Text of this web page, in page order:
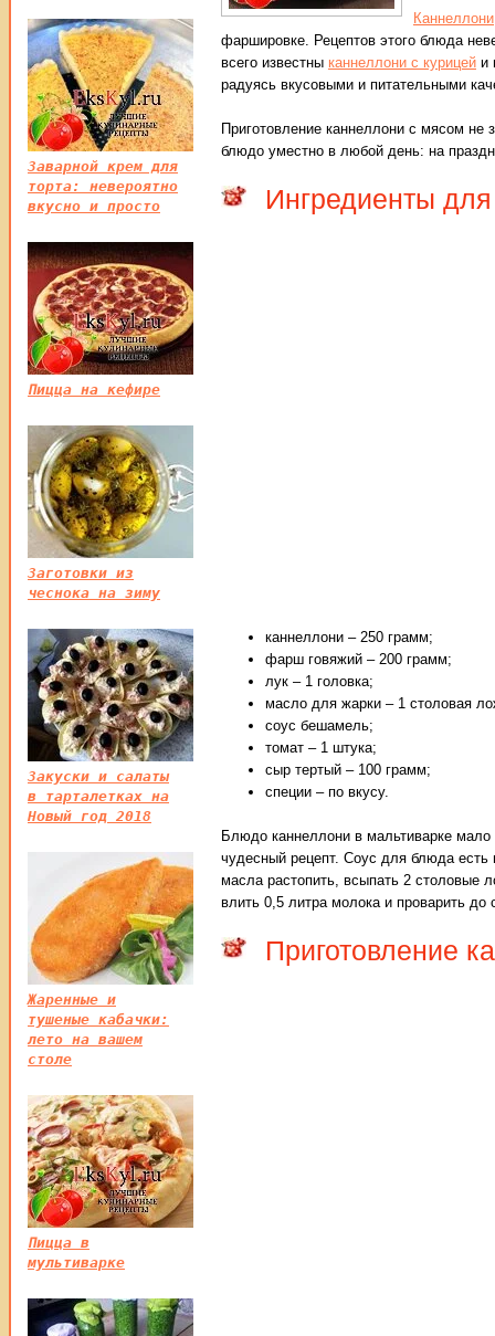
Каннеллони
фаршировке. Рецептов этого блюда
всего известны каннеллони с курицей и
радуясь вкусовыми и питательными
Приготовление каннеллони с мясом не
блюдо уместно в любой день: на
Ингредиенты
каннеллони – 250 грамм;
фарш говяжий – 200 грамм;
лук – 1 головка;
масло для жарки – 1 столовая
соус бешамель;
томат – 1 штука;
сыр тертый – 100 грамм;
специи – по вкусу.
Блюдо каннеллони в мальтиварке мало
чудесный рецепт. Соус для блюда есть
масла растопить, всыпать 2 столовые
влить 0,5 литра молока и проварить до
Приготовление
Заварной крем для
торта: невероятно
вкусно и просто
Пицца на кефире
Заготовки из
чеснока на зиму
Закуски и салаты
в тарталетках на
Новый год 2018
Жаренные и
тушеные кабачки:
лето на вашем
столе
Пицца в
мультиварке